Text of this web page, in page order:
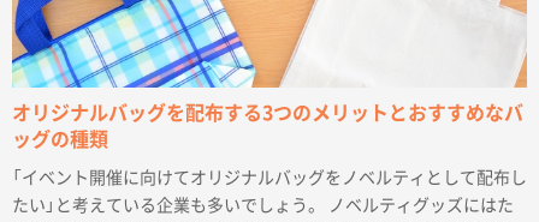
オリジナルバッグを配布する3つのメリットとおすすめなバ
ッグの種類
「イベント開催に向けてオリジナルバッグをノベルティとして配布し
たい」と考えている企業も多いでしょう。 ノベルティグッズにはた